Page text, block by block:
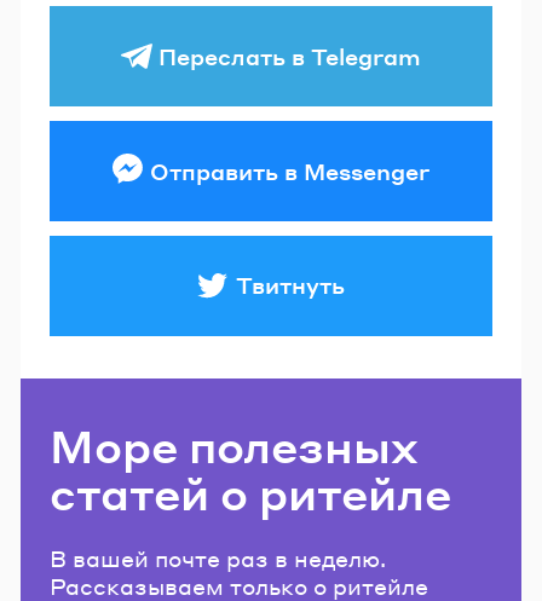
Переслать в Telegram
Отправить в Messenger
Твитнуть
Море полезных
статей о ритейле
В вашей почте раз в неделю.
Рассказываем только о ритейле